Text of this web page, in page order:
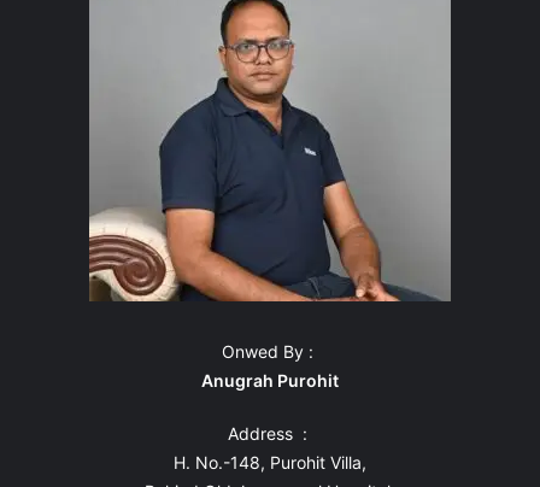
Onwed By :
Anugrah Purohit
Address :
H. No.-148, Purohit Villa,